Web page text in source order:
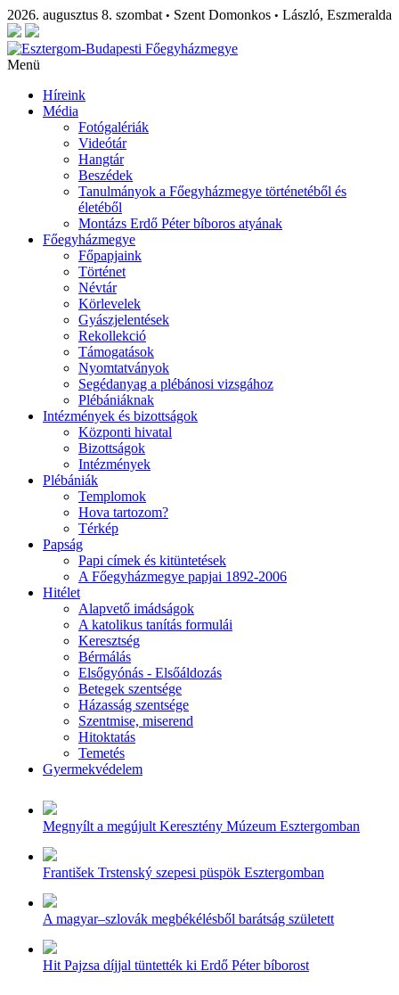
2026. augusztus 8. szombat • Szent Domonkos • László, Eszmeralda
Menü
Híreink
Média
Fotógalériák
Videótár
Hangtár
Beszédek
Tanulmányok a Főegyházmegye történetéből és
életéből
Montázs Erdő Péter bíboros atyának
Főegyházmegye
Főpapjaink
Történet
Névtár
Körlevelek
Gyászjelentések
Rekollekció
Támogatások
Nyomtatványok
Segédanyag a plébánosi vizsgához
Plébániáknak
Intézmények és bizottságok
Központi hivatal
Bizottságok
Intézmények
Plébániák
Templomok
Hova tartozom?
Térkép
Papság
Papi címek és kitüntetések
A Főegyházmegye papjai 1892-2006
Hitélet
Alapvető imádságok
A katolikus tanítás formulái
Keresztség
Bérmálás
Elsőgyónás - Elsőáldozás
Betegek szentsége
Házasság szentsége
Szentmise, miserend
Hitoktatás
Temetés
Gyermekvédelem
Megnyílt a megújult Keresztény Múzeum Esztergomban
František Trstenský szepesi püspök Esztergomban
A magyar–szlovák megbékélésből barátság született
Hit Pajzsa díjjal tüntették ki Erdő Péter bíborost